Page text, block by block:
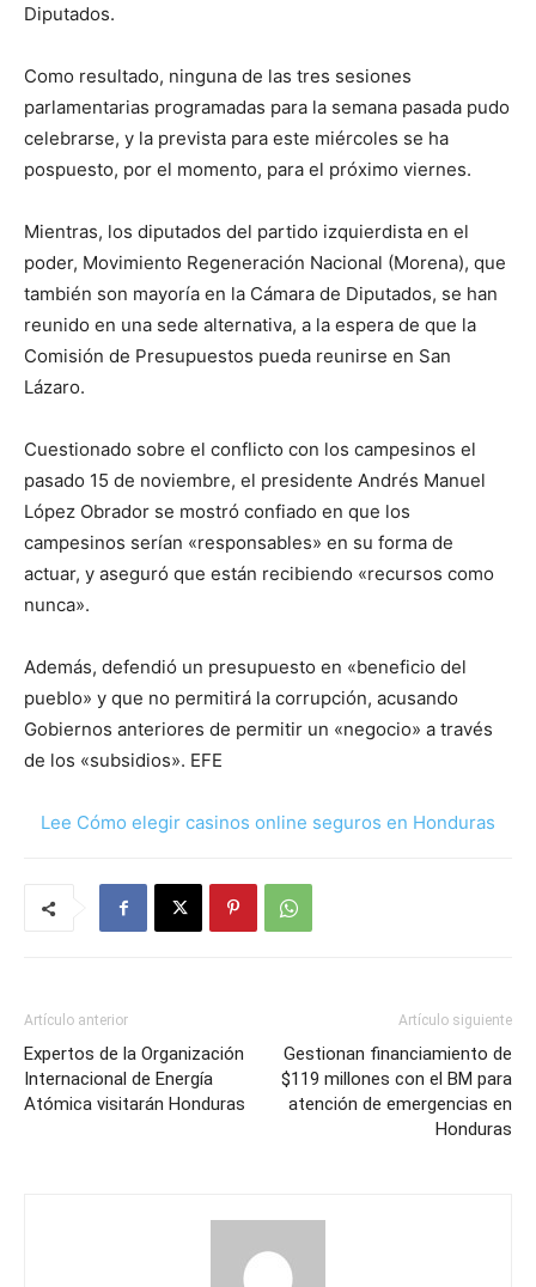
Diputados.
Como resultado, ninguna de las tres sesiones
parlamentarias programadas para la semana pasada pudo
celebrarse, y la prevista para este miércoles se ha
pospuesto, por el momento, para el próximo viernes.
Mientras, los diputados del partido izquierdista en el
poder, Movimiento Regeneración Nacional (Morena), que
también son mayoría en la Cámara de Diputados, se han
reunido en una sede alternativa, a la espera de que la
Comisión de Presupuestos pueda reunirse en San
Lázaro.
Cuestionado sobre el conflicto con los campesinos el
pasado 15 de noviembre, el presidente Andrés Manuel
López Obrador se mostró confiado en que los
campesinos serían «responsables» en su forma de
actuar, y aseguró que están recibiendo «recursos como
nunca».
Además, defendió un presupuesto en «beneficio del
pueblo» y que no permitirá la corrupción, acusando
Gobiernos anteriores de permitir un «negocio» a través
de los «subsidios». EFE
Lee Cómo elegir casinos online seguros en Honduras
Artículo anterior
Expertos de la Organización
Internacional de Energía
Atómica visitarán Honduras
Artículo siguiente
Gestionan financiamiento de
$119 millones con el BM para
atención de emergencias en
Honduras